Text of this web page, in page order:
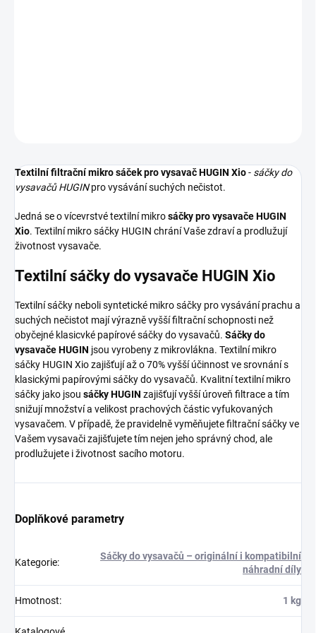
Textilní filtrační mikro sáček pro vysavač HUGIN Xio- sáčky do
vysavačů HUGINpro vysávání suchých nečistot.
Jedná se o vícevrstvé textilní mikrosáčky pro vysavače HUGIN
Xio. Textilní mikro sáčky HUGIN chrání Vaše zdraví a prodlužují
životnost vysavače.
Textilní sáčky do vysavače HUGIN Xio
Textilní sáčky neboli syntetické mikro sáčky pro vysávání prachu a
suchých nečistot mají výrazně vyšší filtrační schopnosti než
obyčejné klasicvké papírové sáčky do vysavačů. Sáčky do
vysavače HUGIN jsou vyrobeny z mikrovlákna. Textilní mikro
sáčky HUGIN Xio zajišťují až o 70% vyšší účinnost ve srovnání s
klasickými papírovými sáčky do vysavačů. Kvalitní textilní mikro
sáčky jako jsou sáčky HUGIN zajišťují vyšší úroveň filtrace a tím
snižují množství a velikost prachových částic vyfukovaných
vysavačem. V případě, že pravidelně vyměňujete filtrační sáčky ve
Vašem vysavači zajišťujete tím nejen jeho správný chod, ale
prodlužujete i životnost sacího motoru.
Doplňkové parametry
Kategorie:
Sáčky do vysavačů – originální i kompatibilní
náhradní díly
Hmotnost: 1 kg